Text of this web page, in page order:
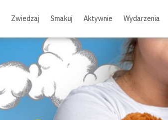
Zwiedzaj Smakuj Aktywnie Wydarzenia